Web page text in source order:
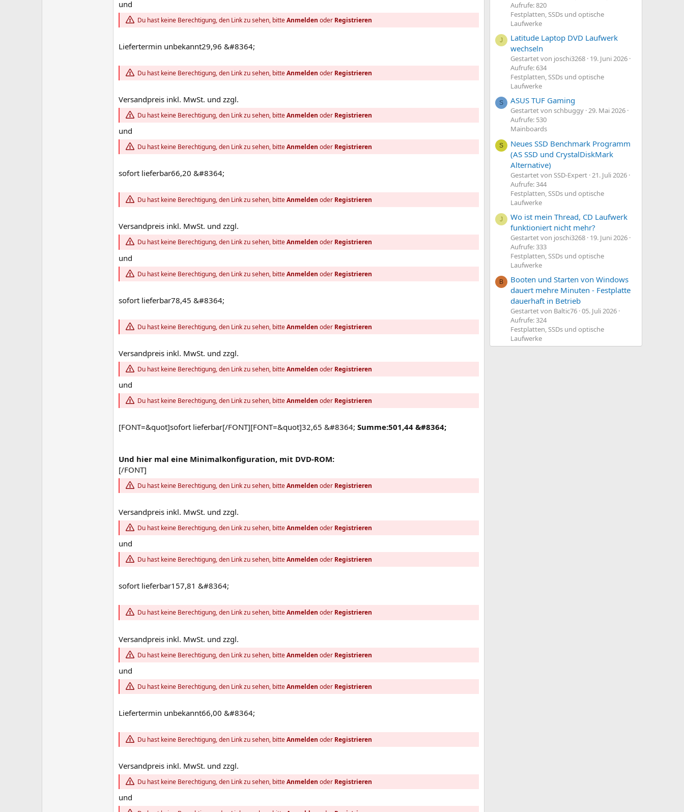
und
Du hast keine Berechtigung, den Link zu sehen, bitteAnmelden oder Registrieren
Liefertermin unbekannt29,96 &#8364;
Du hast keine Berechtigung, den Link zu sehen, bitteAnmelden oder Registrieren
Versandpreis inkl. MwSt. und zzgl.
Du hast keine Berechtigung, den Link zu sehen, bitteAnmelden oder Registrieren
und
Du hast keine Berechtigung, den Link zu sehen, bitteAnmelden oder Registrieren
sofort lieferbar66,20 &#8364;
Du hast keine Berechtigung, den Link zu sehen, bitteAnmelden oder Registrieren
Versandpreis inkl. MwSt. und zzgl.
Du hast keine Berechtigung, den Link zu sehen, bitteAnmelden oder Registrieren
und
Du hast keine Berechtigung, den Link zu sehen, bitteAnmelden oder Registrieren
sofort lieferbar78,45 &#8364;
Du hast keine Berechtigung, den Link zu sehen, bitteAnmelden oder Registrieren
Versandpreis inkl. MwSt. und zzgl.
Du hast keine Berechtigung, den Link zu sehen, bitteAnmelden oder Registrieren
und
Du hast keine Berechtigung, den Link zu sehen, bitteAnmelden oder Registrieren
[FONT=&quot]sofort lieferbar[/FONT][FONT=&quot]32,65 &#8364; Summe:501,44 &#8364;
Und hier mal eine Minimalkonfiguration, mit DVD-ROM:
[/FONT]
Du hast keine Berechtigung, den Link zu sehen, bitteAnmelden oder Registrieren
Versandpreis inkl. MwSt. und zzgl.
Du hast keine Berechtigung, den Link zu sehen, bitteAnmelden oder Registrieren
und
Du hast keine Berechtigung, den Link zu sehen, bitteAnmelden oder Registrieren
sofort lieferbar157,81 &#8364;
Du hast keine Berechtigung, den Link zu sehen, bitteAnmelden oder Registrieren
Versandpreis inkl. MwSt. und zzgl.
Du hast keine Berechtigung, den Link zu sehen, bitteAnmelden oder Registrieren
und
Du hast keine Berechtigung, den Link zu sehen, bitteAnmelden oder Registrieren
Liefertermin unbekannt66,00 &#8364;
Du hast keine Berechtigung, den Link zu sehen, bitteAnmelden oder Registrieren
Versandpreis inkl. MwSt. und zzgl.
Du hast keine Berechtigung, den Link zu sehen, bitteAnmelden oder Registrieren
und
Aufrufe: 820
Festplatten, SSDs und optische
Laufwerke
J
Latitude Laptop DVD Laufwerk
wechseln
Gestartet von joschi3268 19. Juni 2026
Aufrufe: 634
Festplatten, SSDs und optische
Laufwerke
S ASUS TUF Gaming
Gestartet von schbuggy 29. Mai 2026
Aufrufe: 530
Mainboards
S
Neues SSD Benchmark Programm
(AS SSD und CrystalDiskMark
Alternative)
Gestartet von SSD-Expert 21. Juli 2026
Aufrufe: 344
Festplatten, SSDs und optische
Laufwerke
J
Wo ist mein Thread, CD Laufwerk
funktioniert nicht mehr?
Gestartet von joschi3268 19. Juni 2026
Aufrufe: 333
Festplatten, SSDs und optische
Laufwerke
B
Booten und Starten von Windows
dauert mehre Minuten - Festplatte
dauerhaft in Betrieb
Gestartet von Baltic76 05. Juli 2026
Aufrufe: 324
Festplatten, SSDs und optische
Laufwerke